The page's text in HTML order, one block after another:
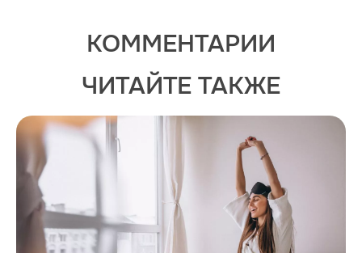
КОММЕНТАРИИ
ЧИТАЙТЕ ТАКЖЕ